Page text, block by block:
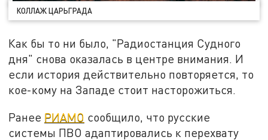
КОЛЛАЖ ЦАРЬГРАДА
Как бы то ни было, "Радиостанция Судного
дня" снова оказалась в центре внимания. И
если история действительно повторяется, то
кое-кому на Западе стоит насторожиться.
Ранее РИАМО сообщило, что русские
системы ПВО адаптировались к перехвату